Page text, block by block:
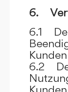
6.
6.1
6.2